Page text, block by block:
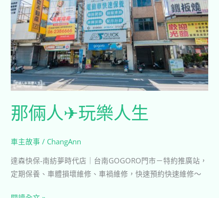
那倆人✈玩樂人生
車主故事 / ChangAnn
達森快保-南紡夢時代店｜台南GOGORO門市－特約推廣站，
定期保養、車體損壞維修、車禍維修，快速預約快速維修～
✈
玩
樂
人
生